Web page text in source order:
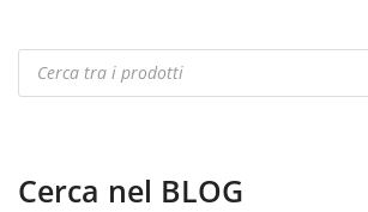
Products
search
Cerca nel BLOG